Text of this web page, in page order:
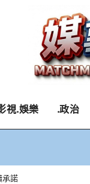
視.娛樂 .政治
承諾